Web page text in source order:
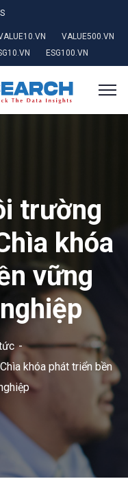
VALUE500.VN
ESG100.VN
trường
khóa
vững
khóa phát triển bền